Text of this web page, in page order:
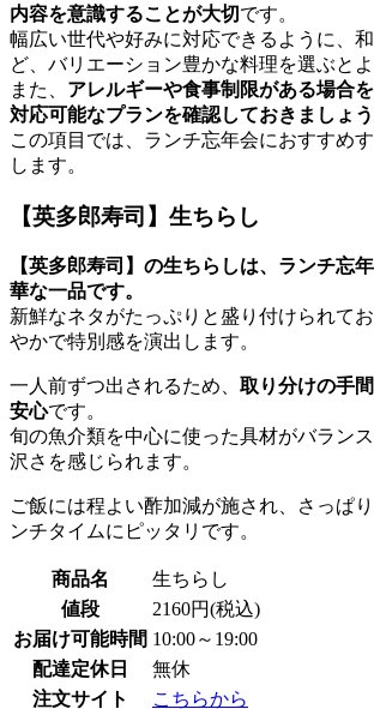
内容を意識することが大切です。
幅広い世代や好みに対応できるように、
ど、バリエーション豊かな料理を選ぶとよ
また、 アレルギーや食事制限がある場合
対応可能なプランを確認しておきましょう
この項目では、ランチ忘年会におすすめ
します。
【英多郎寿司】生ちらし
【英多郎寿司】の生ちらしは、ランチ忘
華な一品です。
新鮮なネタがたっぷりと盛り付けられて
やかで特別感を演出します。
一人前ずつ出されるため、 取り分けの手
安心です。
旬の魚介類を中心に使った具材がバラン
沢さを感じられます。
ご飯には程よい酢加減が施され、さっぱ
ンチタイムにピッタリです。
商品名
生ちらし
値段
2160円(税込)
お届け可能時間 10:00～19:00
配達定休日
無休
注文サイト
こちらから